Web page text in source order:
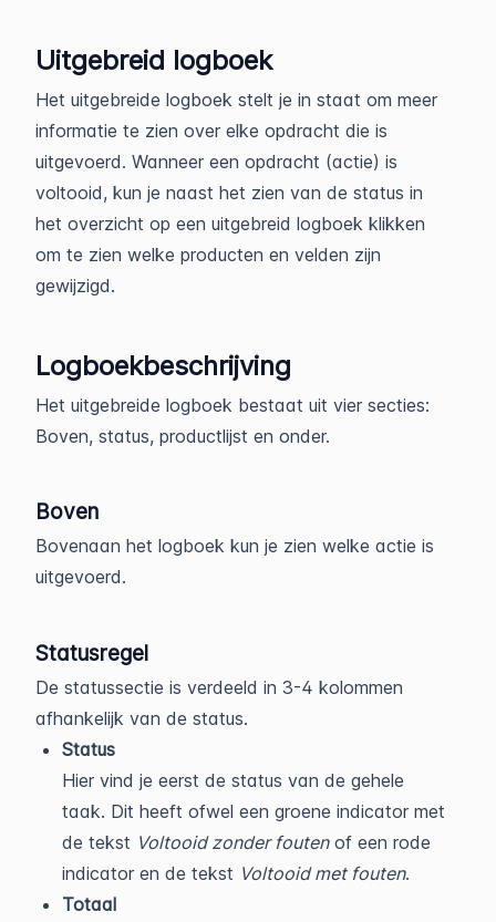
Uitgebreid logboek
Het uitgebreide logboek stelt je in staat om meer
informatie te zien over elke opdracht die is
uitgevoerd. Wanneer een opdracht (actie) is
voltooid, kun je naast het zien van de status in
het overzicht op een uitgebreid logboek klikken
om te zien welke producten en velden zijn
gewijzigd.
Logboekbeschrijving
Het uitgebreide logboek bestaat uit vier secties:
Boven, status, productlijst en onder.
Boven
Bovenaan het logboek kun je zien welke actie is
uitgevoerd.
Statusregel
De statussectie is verdeeld in 3-4 kolommen
afhankelijk van de status.
Status
Hier vind je eerst de status van de gehele
taak. Dit heeft ofwel een groene indicator met
de tekst Voltooid zonder foutenof een rode
indicator en de tekst Voltooid met fouten.
Totaal